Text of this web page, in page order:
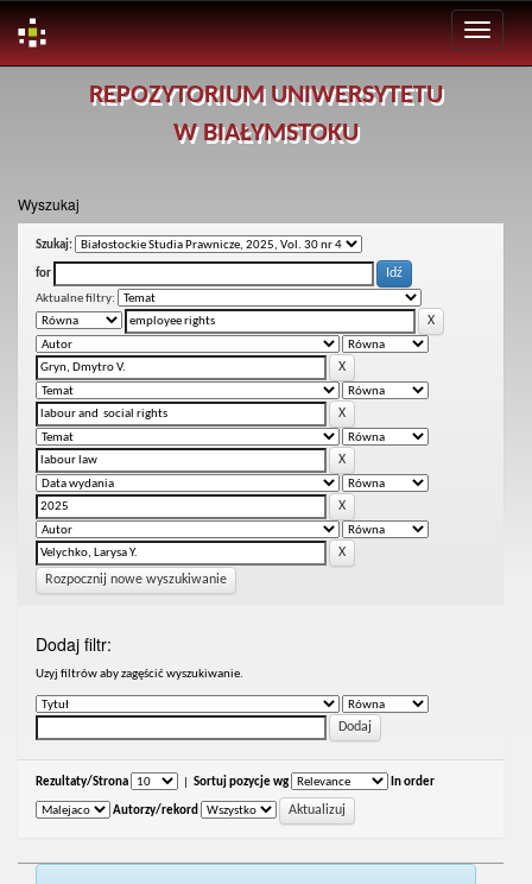
REPOZYTORIUM UNIWERSYTETU
W BIAŁYMSTOKU
Wyszukaj
Szukaj:
for
Aktualne filtry:
Rozpocznij nowe wyszukiwanie
Dodaj filtr:
Uzyj filtrów aby zagęścić wyszukiwanie.
Rezultaty/Strona Sortuj pozycje wg In order
Autorzy/rekord